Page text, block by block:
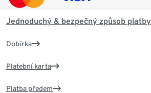
Jednoduchý & bezpečný způsob platby
Dobírka
Platební karta
Platba předem